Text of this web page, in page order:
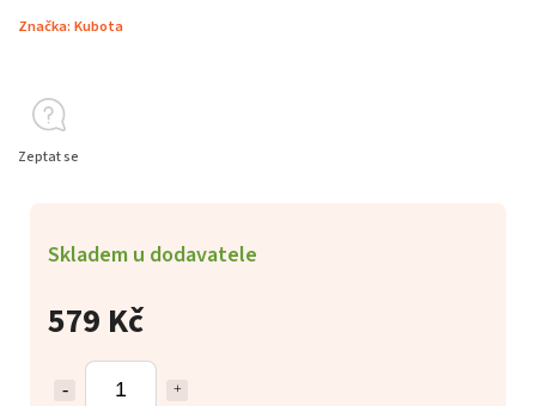
Značka: Kubota
579 Kč
Skladem u dodavatele
Zeptat se